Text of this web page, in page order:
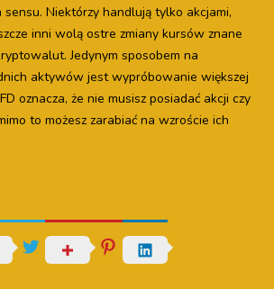
Niektórzy handlują tylko akcjami,
inni wolą ostre zmiany kursów znane
Jedynym sposobem na
aktywów jest wypróbowanie większej
oznacza, że nie musisz posiadać akcji czy
to możesz zarabiać na wzroście ich